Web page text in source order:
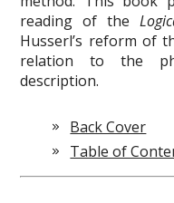
reading of the
Husserl’s reform of
relation to the
description.
Back Cover
Table of